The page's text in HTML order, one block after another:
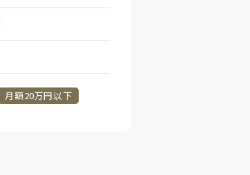
月額20万円以下